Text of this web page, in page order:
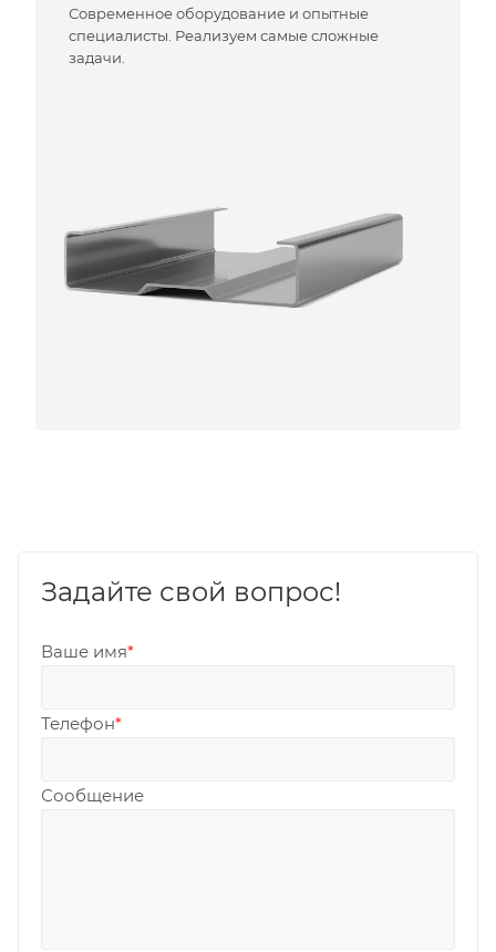
Современное оборудование и опытные
специалисты. Реализуем самые сложные
задачи.
Задайте свой вопрос!
Ваше имя*
Телефон*
Сообщение